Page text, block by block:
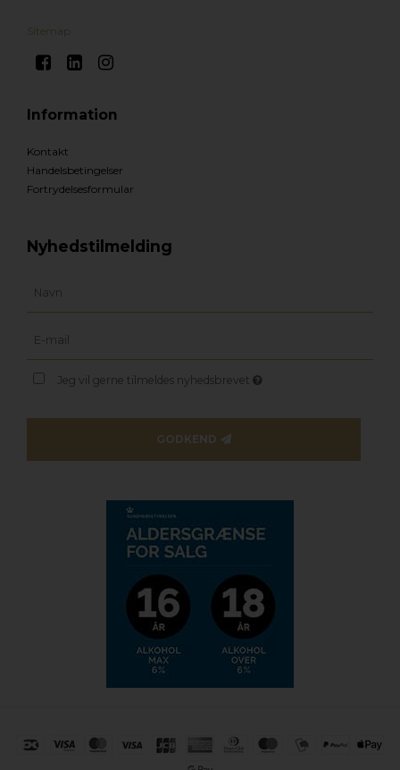
Sitemap
Information
Kontakt
Handelsbetingelser
Fortrydelsesformular
Nyhedstilmelding
Jeg vil gerne tilmeldes nyhedsbrevet
GODKEND